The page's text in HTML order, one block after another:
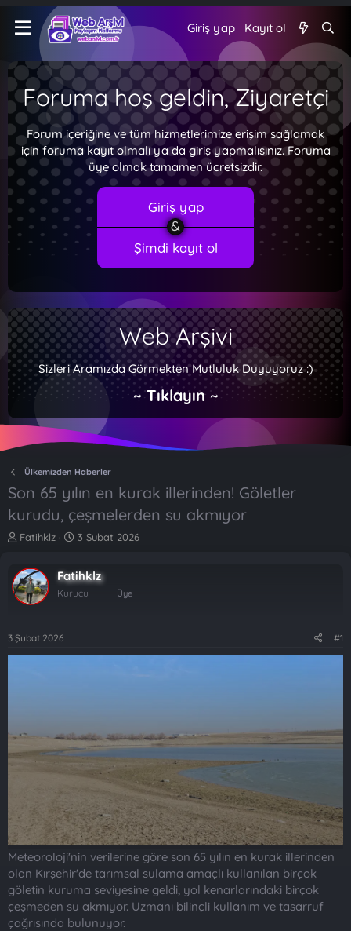
Giriş yap Kayıt ol
Foruma hoş geldin, Ziyaretçi
Forum içeriğine ve tüm hizmetlerimize erişim sağlamak
için foruma kayıt olmalı ya da giriş yapmalısınız. Foruma
üye olmak tamamen ücretsizdir.
Giriş yap
Şimdi kayıt ol
Web Arşivi
Sizleri Aramızda Görmekten Mutluluk Duyuyoruz :)
~ Tıklayın ~
Ülkemizden Haberler
Son 65 yılın en kurak illerinden! Göletler
kurudu, çeşmelerden su akmıyor
K
b
u
y
b
n
Fatihklz
B
l
a
i
3 Şubat 2026
Fatihklz
Kurucu Üye
3 Şubat 2026 #1
Meteoroloji'nin verilerine göre son 65 yılın en kurak illerinden
olan Kırşehir'de tarımsal sulama amaçlı kullanılan birçok
göletin kuruma seviyesine geldi, yol kenarlarındaki birçok
çeşmeden su akmıyor. Uzmanı bilinçli kullanım ve tasarruf
çağrısında bulunuyor.